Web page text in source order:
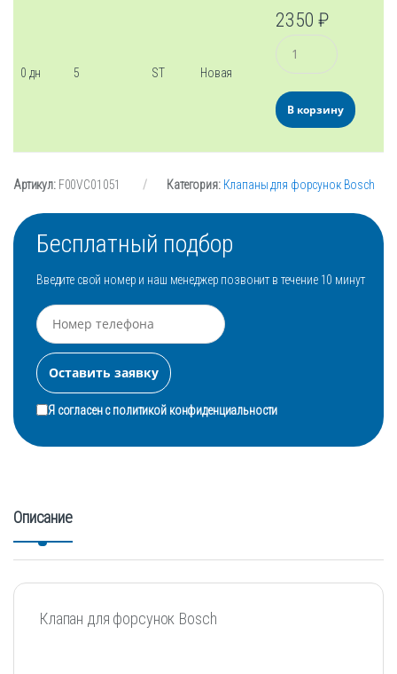
0 дн 5 ST Новая
2350₽
Количество
В корзину
Артикул: F00VC01051 Категория: Клапаны для форсунок Bosch
Бесплатный подбор
Введите свой номер и наш менеджер позвонит в течение 10 минут
Я согласен сполитикой конфиденциальности
Описание
Клапан для форсунок Bosch